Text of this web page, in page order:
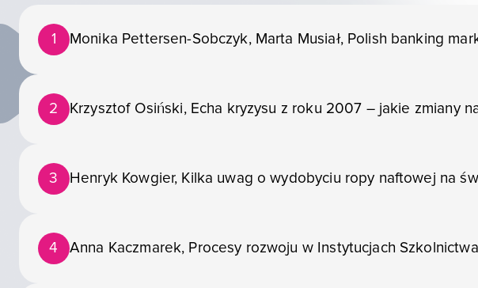
1 Monika Pettersen-Sobczyk, Marta Musiał, Polish banking
2 Krzysztof Osiński, Echa kryzysu z roku 2007 – jakie zmiany
3 Henryk Kowgier, Kilka uwag o wydobyciu ropy naftowej na
4 Anna Kaczmarek, Procesy rozwoju w Instytucjach